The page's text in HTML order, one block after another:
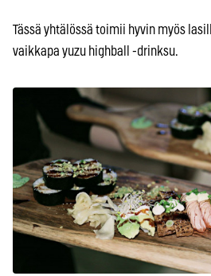
Tässä yhtälössä toimii hyvin myös
vaikkapa yuzu highball -drinksu.